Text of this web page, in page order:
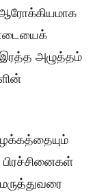
எடையைக்
இரத்த அழுத்தம்